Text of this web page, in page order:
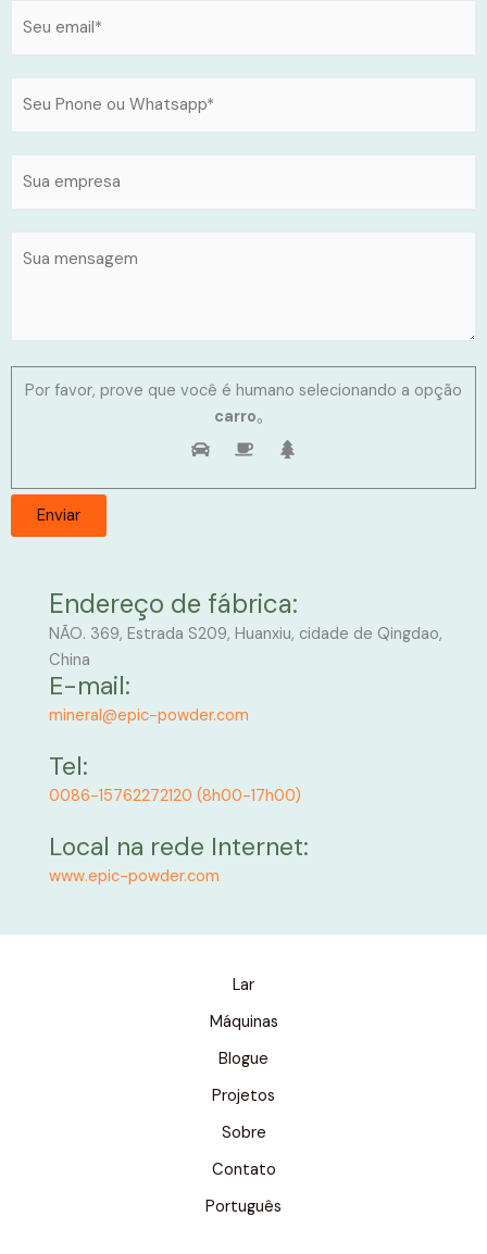
Por favor, prove que você é humano selecionando a opção
carro。
Endereço de fábrica:
NÃO. 369, Estrada S209, Huanxiu, cidade de Qingdao,
China
E-mail:
mineral@epic-powder.com
Tel:
0086-15762272120 (8h00-17h00)
Local na rede Internet:
www.epic-powder.com
Lar
Máquinas
Blogue
Projetos
Sobre
Contato
Português